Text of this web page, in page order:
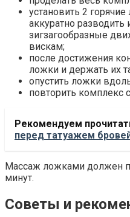
установить 2
аккуратно разводить
зигзагообразные
вискам;
после достижения
ложки и держать их
опустить ложки
повторить
Рекомендуем
перед татуажем
Массаж ложками должен
минут.
Советы и